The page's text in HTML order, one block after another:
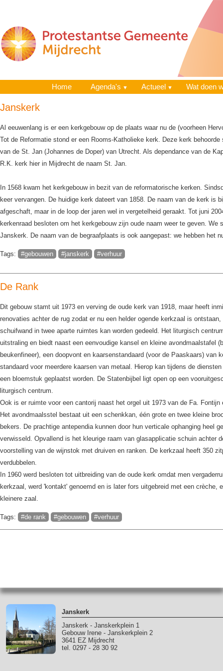
Home Agenda's Actueel Wat doen
Janskerk
Al eeuwenlang is er een kerkgebouw op de plaats waar nu de (voorheen
Tot de Reformatie stond er een Rooms-Katholieke kerk. Deze kerk
van de St. Jan (Johannes de Doper) van Utrecht. Als dependance van de
R.K. kerk hier in Mijdrecht de naam St. Jan.
In 1568 kwam het kerkgebouw in bezit van de reformatorische kerken.
keer vervangen. De huidige kerk dateert van 1858. De naam van de kerk is
afgeschaft, maar in de loop der jaren wel in vergetelheid geraakt. Tot juni
kerkenraad besloten om het kerkgebouw zijn oude naam weer te geven. We
Janskerk. De naam van de begraafplaats is ook aangepast: we hebben het
Tags: #gebouwen #janskerk #verhuur
De Rank
Dit gebouw stamt uit 1973 en verving de oude kerk van 1918, maar heeft
renovaties achter de rug zodat er nu een helder ogende kerkzaal is
schuifwand in twee aparte ruimtes kan worden gedeeld. Het liturgisch
uitstraling en biedt naast een eenvoudige kansel en kleine avondmaalstafel
beukenfineer), een doopvont en kaarsenstandaard (voor de Paaskaars) van
standaard voor meerdere kaarsen van metaal. Hierop kan tijdens de
een bloemstuk geplaatst worden. De Statenbijbel ligt open op een
liturgisch centrum.
Ook is er ruimte voor een cantorij naast het orgel uit 1973 van de Fa. Fontijn
Het avondmaalsstel bestaat uit een schenkkan, één grote en twee kleine
bekers. De prachtige antependia kunnen door hun verticale ophanging heel
verwisseld. Opvallend is het kleurige raam van glasapplicatie schuin achter
voorstelling van de wijnstok met druiven en ranken. De kerkzaal heeft 350
verdubbelen.
In 1960 werd besloten tot uitbreiding van de oude kerk omdat men
kerkzaal, werd 'kontakt' genoemd en is later fors uitgebreid met een crèche,
kleinere zaal.
Tags: #de rank #gebouwen #verhuur
Janskerk
Janskerk - Janskerkplein 1
Gebouw Irene - Janskerkplein 2
3641 EZ Mijdrecht
tel. 0297 - 28 30 92